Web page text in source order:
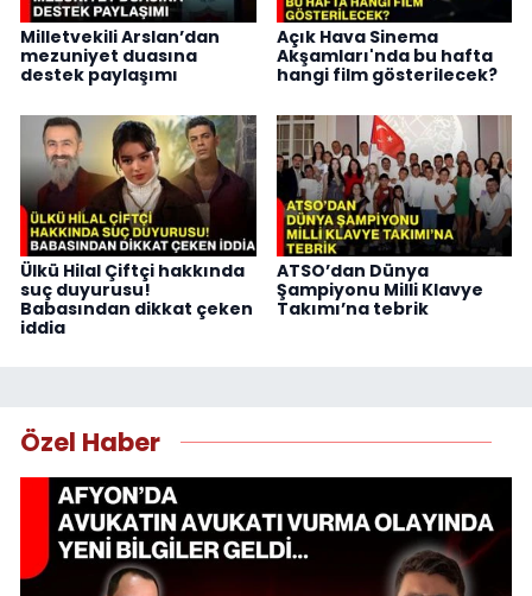
Milletvekili Arslan’dan
mezuniyet duasına
destek paylaşımı
Açık Hava Sinema
Akşamları'nda bu hafta
hangi film gösterilecek?
Ülkü Hilal Çiftçi hakkında
suç duyurusu!
Babasından dikkat çeken
iddia
ATSO’dan Dünya
Şampiyonu Milli Klavye
Takımı’na tebrik
Özel Haber